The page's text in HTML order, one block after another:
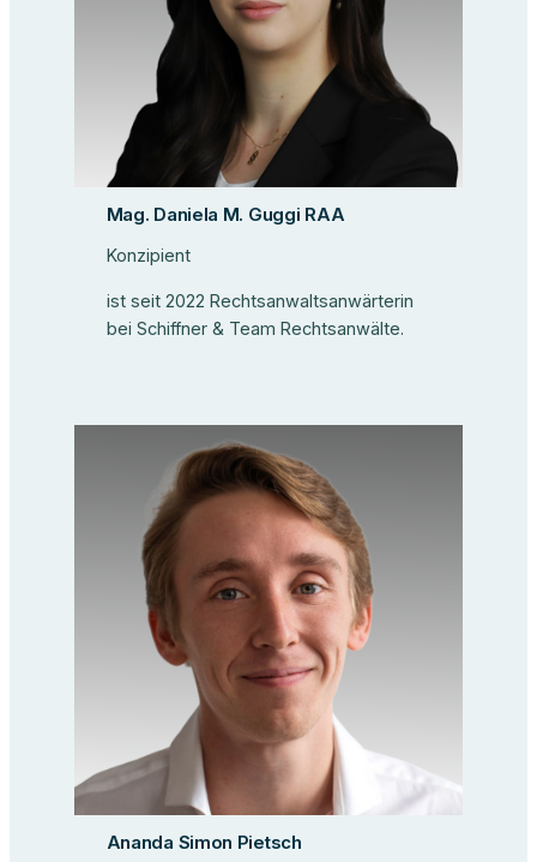
Mag. Daniela M. Guggi RAA
Konzipient
ist seit 2022 Rechtsanwaltsanwärterin
bei Schiffner & Team Rechtsanwälte.
Ananda Simon Pietsch